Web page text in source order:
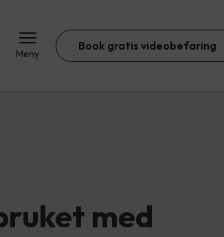
Meny
Book gratis videobefaring
med